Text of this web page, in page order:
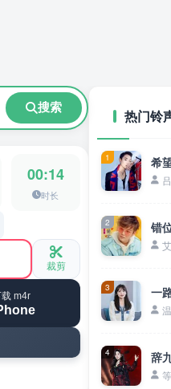
搜索
00:14
时长
裁剪
载 m4r
热门铃
1 希
2 错
3 一
4 辞